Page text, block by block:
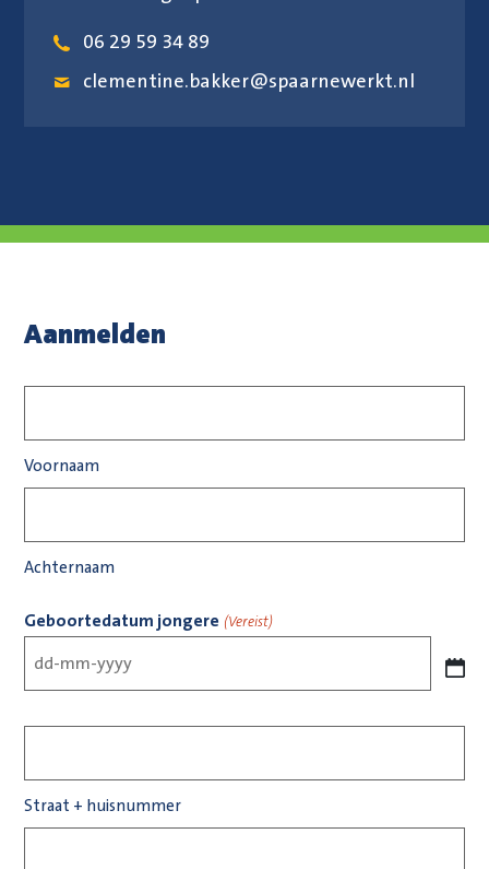
06 29 59 34 89
clementine.bakker@spaarnewerkt.nl
Aanmelden
Voornaam
Achternaam
Geboortedatum jongere (Vereist)
DD dash MM dash JJJJ
Straat + huisnummer